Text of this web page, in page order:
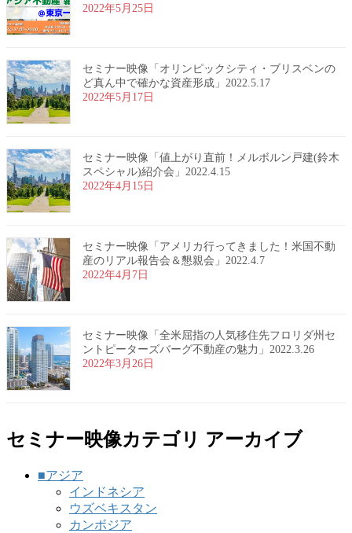
2022年5月25日
セミナー映像「オリンピックシティ・ブリスベンの
ど真ん中で確かな資産形成」2022.5.17
2022年5月17日
セミナー映像「値上がり直前！メルボルン戸建(鈴木
スペシャル)紹介会」2022.4.15
2022年4月15日
セミナー映像「アメリカ行ってきました！米国不動
産のリアル報告会＆懇親会」2022.4.7
2022年4月7日
セミナー映像「全米屈指の人気移住先フロリダ州セ
ントピーターズバーグ不動産の魅力」2022.3.26
2022年3月26日
セミナー映像カテゴリ アーカイブ
■アジア
インドネシア
ウズベキスタン
カンボジア